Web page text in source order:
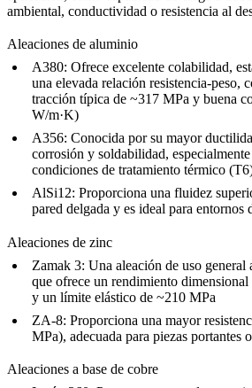
ambiental, conductividad o resistencia al
Aleaciones de aluminio
A380: Ofrece excelente colabilidad,
una elevada relación resistencia-peso,
tracción típica de ~317 MPa y buena
W/m·K)
A356: Conocida por su mayor
corrosión y soldabilidad,
condiciones de tratamiento térmico
AlSi12: Proporciona una fluidez
pared delgada y es ideal para entornos
Aleaciones de zinc
Zamak 3: Una aleación de uso general
que ofrece un rendimiento
y un límite elástico de ~210 MPa
ZA-8: Proporciona una mayor
MPa), adecuada para piezas portantes
Aleaciones a base de cobre